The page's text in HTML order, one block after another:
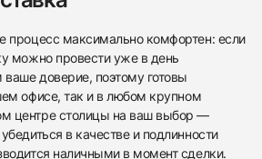
процесс максимально комфортен: если
можно провести уже в день
доверие, поэтому готовы
офисе, так и в любом крупном
центре столицы на ваш выбор —
в качестве и подлинности
наличными в момент сделки.